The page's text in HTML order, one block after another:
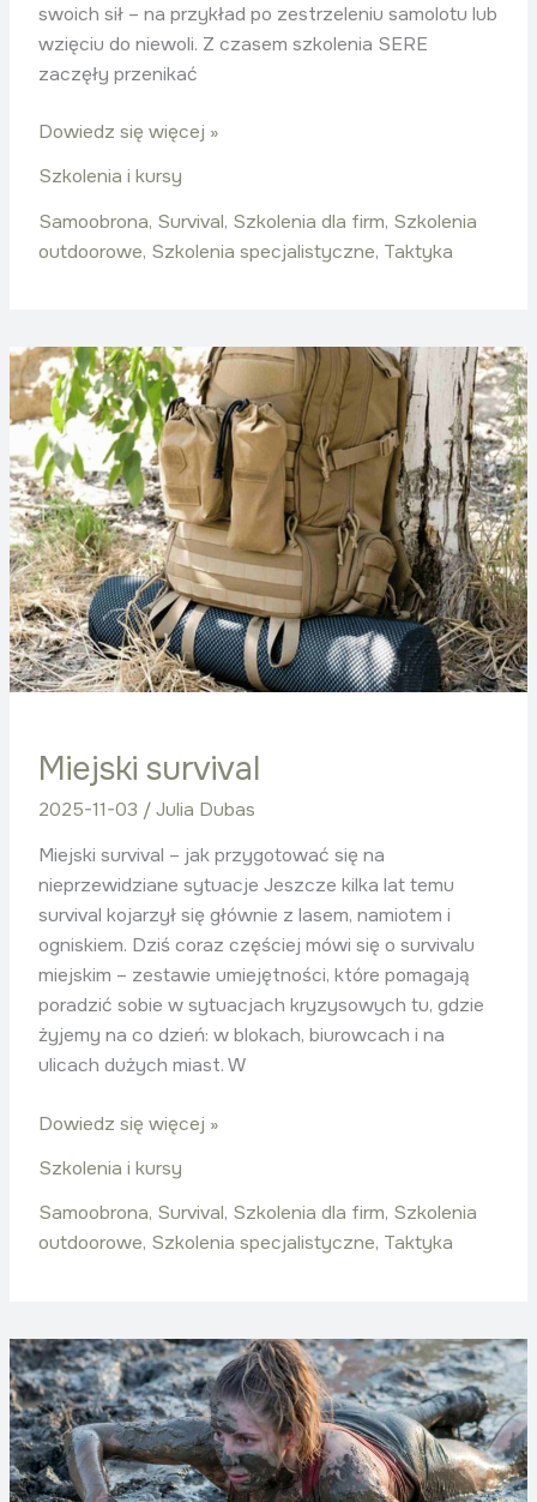
swoich sił – na przykład po zestrzeleniu samolotu lub
wzięciu do niewoli. Z czasem szkolenia SERE
zaczęły przenikać
Dowiedz się więcej »
Szkolenia i kursy
Samoobrona, Survival, Szkolenia dla firm, Szkolenia
outdoorowe, Szkolenia specjalistyczne, Taktyka
Miejski survival
2025-11-03 / Julia Dubas
Miejski survival – jak przygotować się na
nieprzewidziane sytuacje Jeszcze kilka lat temu
survival kojarzył się głównie z lasem, namiotem i
ogniskiem. Dziś coraz częściej mówi się o survivalu
miejskim – zestawie umiejętności, które pomagają
poradzić sobie w sytuacjach kryzysowych tu, gdzie
żyjemy na co dzień: w blokach, biurowcach i na
ulicach dużych miast. W
Miejski
survival
Dowiedz się więcej »
Szkolenia i kursy
Samoobrona, Survival, Szkolenia dla firm, Szkolenia
outdoorowe, Szkolenia specjalistyczne, Taktyka
SERE
dla
kobiet